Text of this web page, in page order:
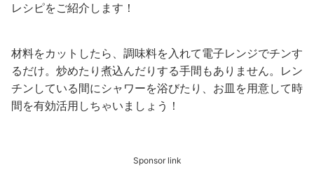
レシピをご紹介します！
材料をカットしたら、調味料を入れて電子レンジでチンす
るだけ。炒めたり煮込んだりする手間もありません。レン
チンしている間にシャワーを浴びたり、お皿を用意して時
間を有効活用しちゃいましょう！
Sponsor link